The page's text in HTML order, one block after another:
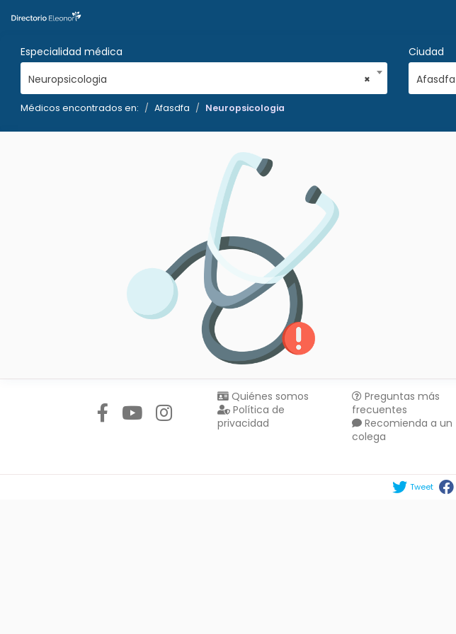
Especialidad médica
×
Neuropsicologia
Ciudad
Afasdfa
Médicos encontrados en: Afasdfa Neuropsicologia
Quiénes somos
Política de
privacidad
Preguntas más
frecuentes
Recomienda a un
colega
Tweet